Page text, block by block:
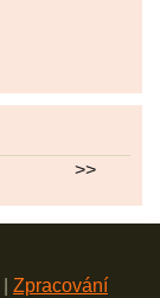
>>
Zpracování